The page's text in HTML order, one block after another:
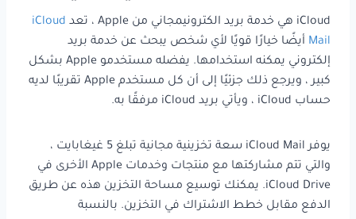
iCloud هي خدمة بريد الكترونيمجاني من Apple ، تعد
iCloud
Mail أيضًا خيارًا قويًا لأي شخص يبحث عن خدمة بريد
إلكتروني يمكنه استخدامها. يفضله مستخدمو Apple بشكل
كبير ، ويرجع ذلك جزئيًا إلى أن كل مستخدم Apple تقريبًا لديه
حساب iCloud ، ويأتي بريد iCloud مرفقًا به.
يوفر iCloud Mail سعة تخزينية مجانية تبلغ 5 غيغابايت ،
والتي تتم مشاركتها مع منتجات وخدمات Apple الأخرى في
iCloud Drive. يمكنك توسيع مساحة التخزين هذه عن طريق
الدفع مقابل خطط الاشتراك في التخزين. بالنسبة